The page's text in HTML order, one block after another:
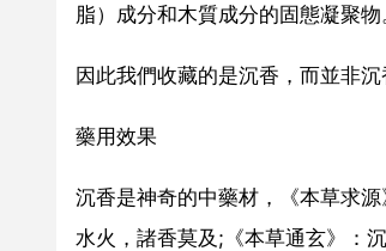
脂）成分和木質成分的固態凝聚物
因此我們收藏的是沉香，而並非沉
藥用效果
沉香是神奇的中藥材，《本草求
水火，諸香莫及;《本草通玄》：